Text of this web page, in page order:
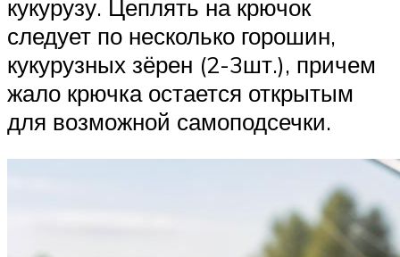
кукурузу. Цеплять на крючок
следует по несколько горошин,
кукурузных зёрен (2-3шт.), причем
жало крючка остается открытым
для возможной самоподсечки.